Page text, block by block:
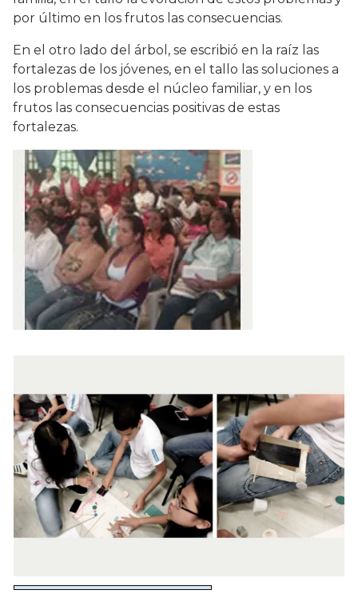
por último en los frutos las consecuencias.
En el otro lado del árbol, se escribió en la raíz las
fortalezas de los jóvenes, en el tallo las soluciones a
los problemas desde el núcleo familiar, y en los
frutos las consecuencias positivas de estas
fortalezas.